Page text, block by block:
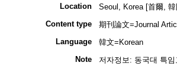
Location
Seoul, Korea [首爾,
Content type
期刊論文=Journal
Language
韓文=Korean
Note
저자정보: 동국대 특임